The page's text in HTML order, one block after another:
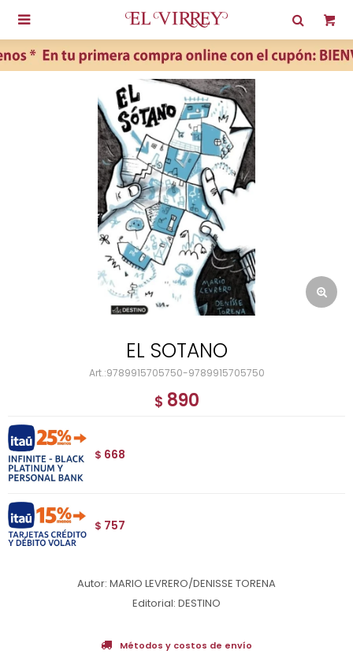

EL SOTANO
9789915705750-9789915705750
$ 890
$ 668
$ 757
Autor: MARIO LEVRERO/DENISSE TORENA
Editorial: DESTINO
Métodos y costos de envío